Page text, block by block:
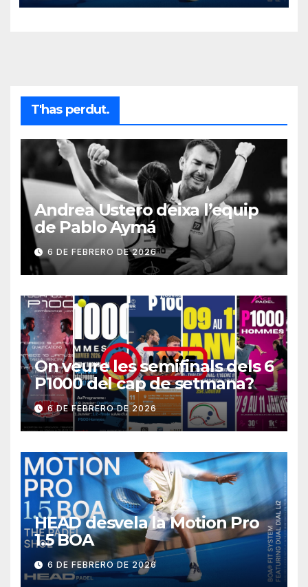
T'has perdut.
Andrea Ustero deixa l’equip
de Pablo Aymá
6 DE FEBRERO DE 2026
On veure les semifinals dels 6
P1000 del cap de setmana?
6 DE FEBRERO DE 2026
HEAD desvela la Motion Pro
1.5 BOA
6 DE FEBRERO DE 2026